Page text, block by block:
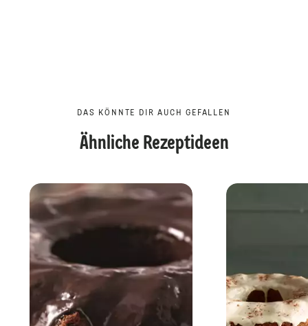
DAS KÖNNTE DIR AUCH GEFALLEN
Ähnliche Rezeptideen